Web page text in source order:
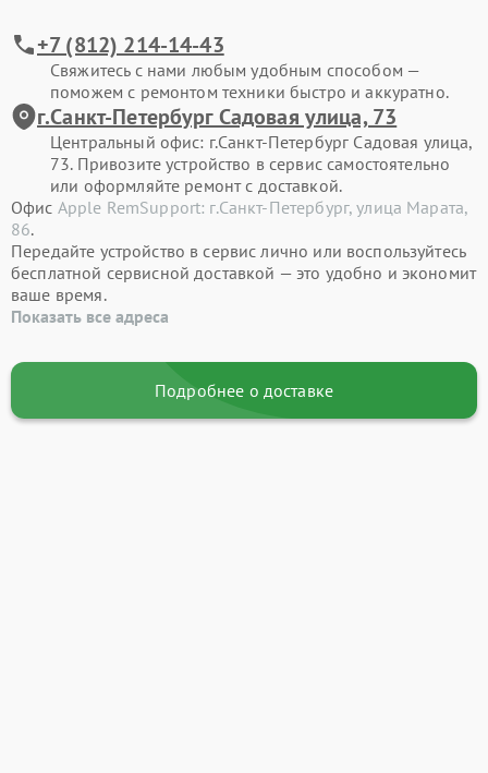
+7 (812) 214-14-43
Свяжитесь с нами любым удобным способом —
поможем с ремонтом техники быстро и аккуратно.
г.Санкт-Петербург Садовая улица, 73
Центральный офис: г.Санкт-Петербург Садовая улица,
73. Привозите устройство в сервис самостоятельно
или оформляйте ремонт с доставкой.
Офис Apple RemSupport: г.Санкт-Петербург, улица Марата,
86.
Передайте устройство в сервис лично или воспользуйтесь
бесплатной сервисной доставкой — это удобно и экономит
ваше время.
Показать все адреса
Подробнее о доставке